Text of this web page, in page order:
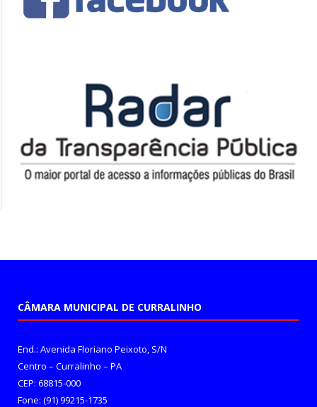
CÂMARA MUNICIPAL DE CURRALINHO
End.: Avenida Floriano Peixoto, S/N
Centro – Curralinho – PA
CEP: 68815-000
Fone: (91) 99215-1735